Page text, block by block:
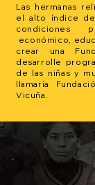
Las hermanas
el alto índice
condiciones
económico,
crear una
desarrolle
de las niñas y
llamaría
Vicuña.